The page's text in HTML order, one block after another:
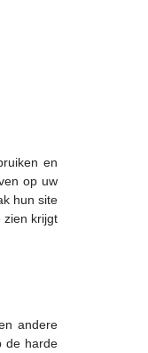
en
op uw
hun site
zien krijgt
andere
de harde